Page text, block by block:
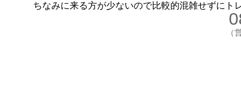
体験入
トに移動
ちなみに来る方が少ないので比較的混雑せずにト
（